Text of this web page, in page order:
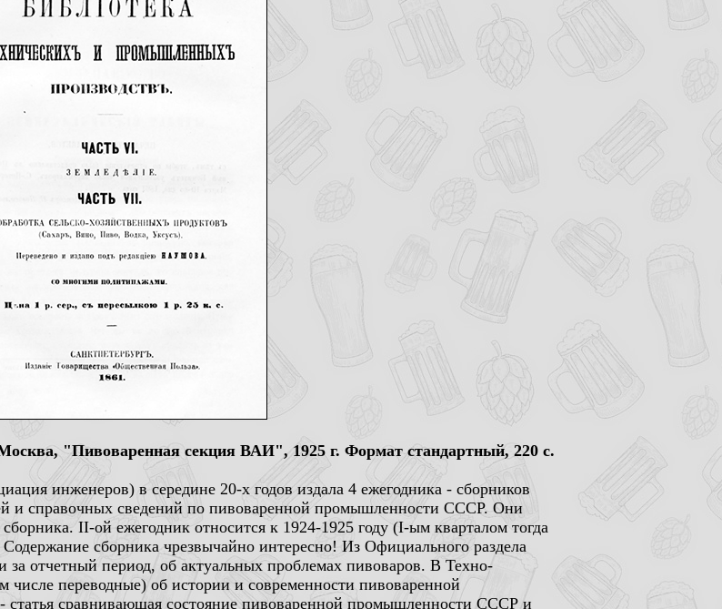
"Пивоваренная секция ВАИ", 1925 г. Формат стандартный, 220 с.
инженеров) в середине 20-х годов издала 4 ежегодника - сборников
и справочных сведений по пивоваренной промышленности СССР. Они
II-ой ежегодник относится к 1924-1925 году (I-ым кварталом тогда
сборника чрезвычайно интересно! Из Официального раздела
за отчетный период, об актуальных проблемах пивоваров. В Техно-
числе переводные) об истории и современности пивоваренной
сравнивающая состояние пивоваренной промышленности СССР и